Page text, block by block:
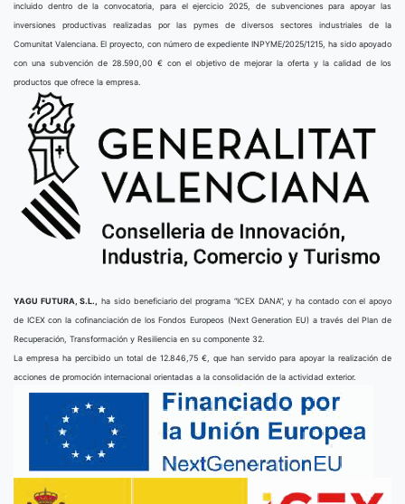
incluido dentro de la convocatoria, para el ejercicio 2025, de subvenciones para apoyar las
inversiones productivas realizadas por las pymes de diversos sectores industriales de la
Comunitat Valenciana. El proyecto, con número de expediente INPYME/2025/1215, ha sido apoyado
con una subvención de 28.590,00 € con el objetivo de mejorar la oferta y la calidad de los
productos que ofrece la empresa.
YAGU FUTURA, S.L.,
ha sido beneficiario del programa “ICEX DANA”, y ha contado con el apoyo
de ICEX con la cofinanciación de los Fondos Europeos (Next Generation EU) a través del Plan de
Recuperación, Transformación y Resiliencia en su componente 32.
La empresa ha percibido un total de 12.846,75 €, que han servido para apoyar la realización de
acciones de promoción internacional orientadas a la consolidación de la actividad exterior.